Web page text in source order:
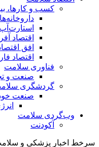
کسب و کارها،
اقتصاد
افق
اقتصاد
فناوری سلامت
صنعت و
گردشگری
صنعت
وب‌گردی سلامت
آکودنت
سرخط اخبار پزشکی و